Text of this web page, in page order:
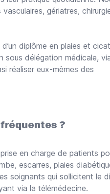
gériatres,
diplôme en plaies et
sous délégation médicale,
réaliser eux-mêmes des
?
en charge de patients
escarres, plaies
soignants qui sollicitent le
via la télémédecine.